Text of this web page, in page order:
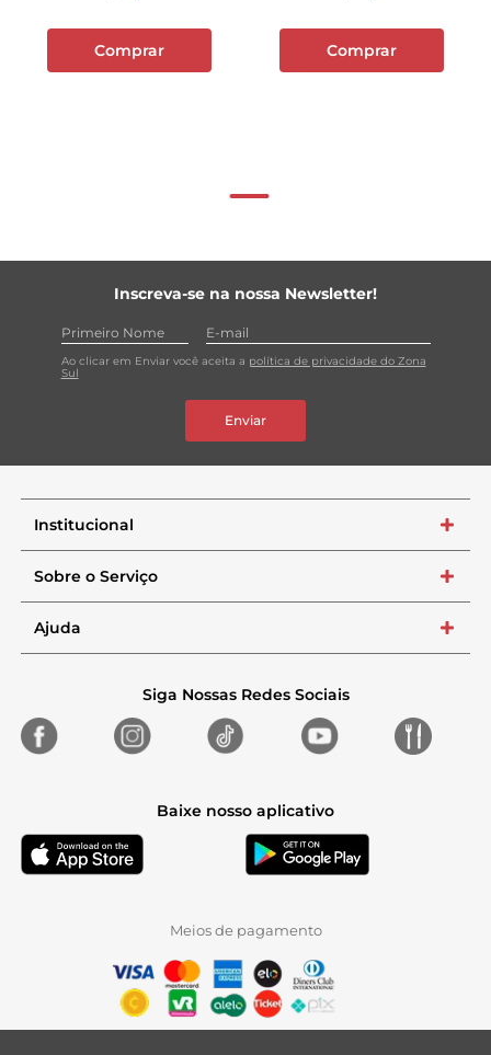
Comprar Comprar
Inscreva-se na nossa Newsletter!
Ao clicar em Enviar você aceita a política de privacidade do Zona
Sul
Enviar
Institucional +
Sobre o Serviço +
Ajuda +
Siga Nossas Redes Sociais
Baixe nosso aplicativo
Meios de pagamento